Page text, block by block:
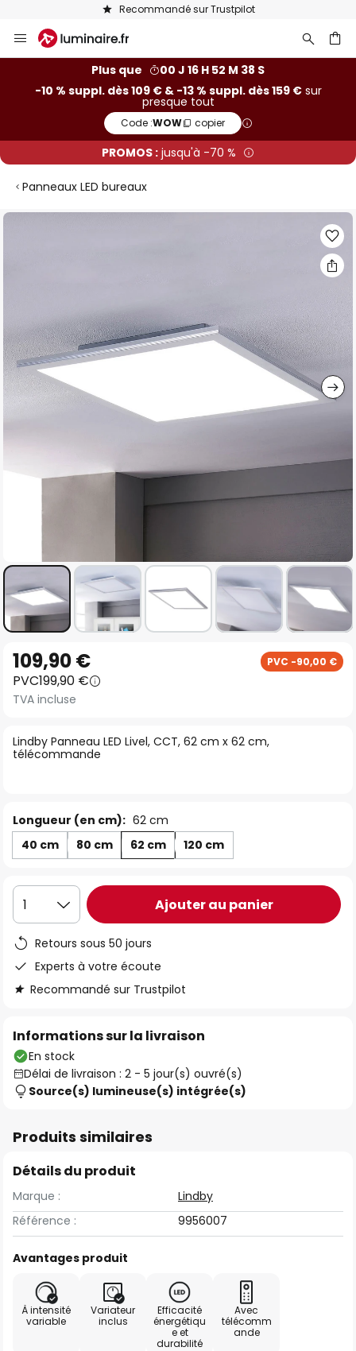
Recommandé sur Trustpilot
Allez
au
Plus que
00 J 16 H 52 M 38 S
-10 % suppl. dès 109 € & -13 % suppl. dès 159 €sur
presque tout
Code :WOW copier
PROMOS : jusqu'à -70 %
Panneaux LED bureaux
Skip
images
gallery
to
the
beginning
the
images
Lindby Panneau LED Livel, CCT, 62 cm x 62 cm,
télécommande
109,90 € PVC -90,00 €
PVC199,90 €
TVA incluse
Longueur (en cm): 62 cm
40 cm
80 cm 62 cm 120 cm
1 Ajouter au panier
Retours sous 50 jours
Experts à votre écoute
Recommandé sur Trustpilot
Informations sur la livraison
En stock
Délai de livraison : 2 - 5 jour(s) ouvré(s)
Source(s) lumineuse(s) intégrée(s)
Produits similaires
Détails du produit
Marque :
Lindby
Référence :
9956007
Avantages produit
À intensité
variable
Variateur
inclus
Efficacité
énergétiqu
e et
durabilité
Avec
télécomm
ande